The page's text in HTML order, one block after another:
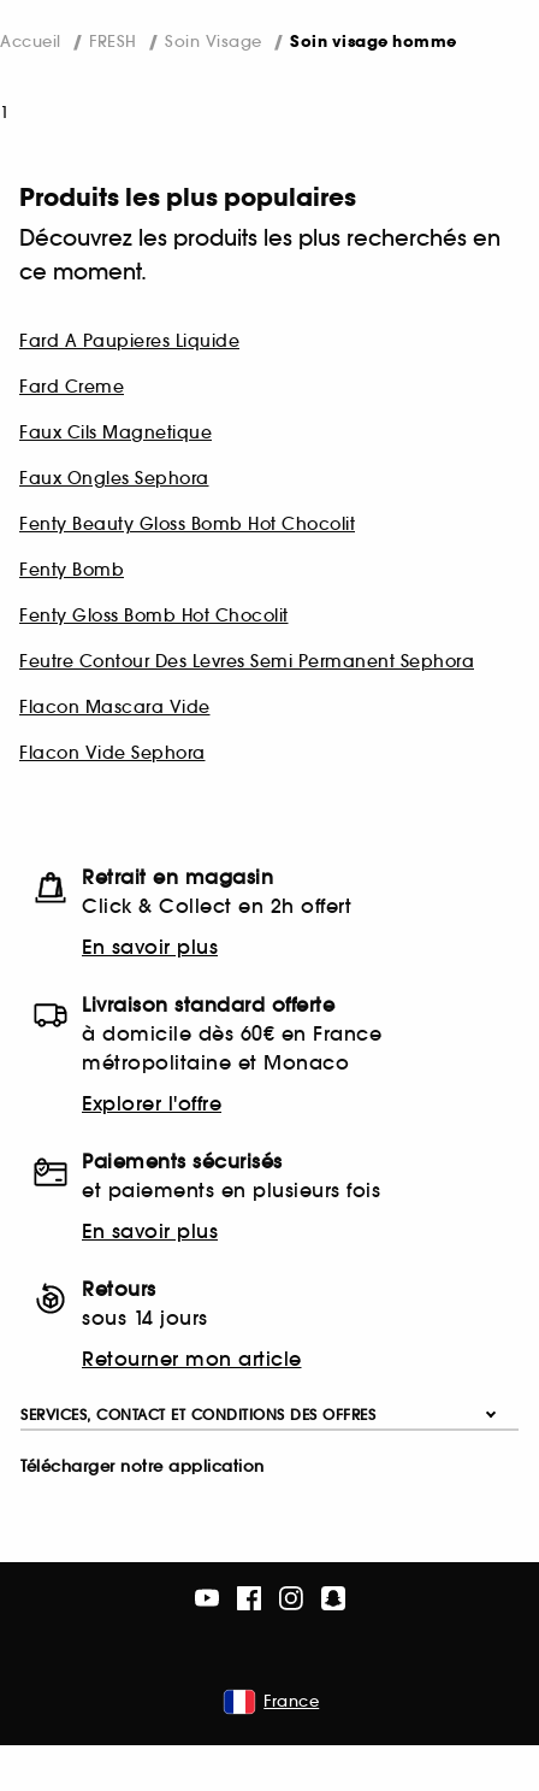
Accueil FRESH Soin Visage Soin visage homme
1
Produits les plus populaires
Découvrez les produits les plus recherchés en
ce moment.
Fard A Paupieres Liquide
Fard Creme
Faux Cils Magnetique
Faux Ongles Sephora
Fenty Beauty Gloss Bomb Hot Chocolit
Fenty Bomb
Fenty Gloss Bomb Hot Chocolit
Feutre Contour Des Levres Semi Permanent Sephora
Flacon Mascara Vide
Flacon Vide Sephora
Retrait en magasin
Click & Collect en 2h offert
En savoir plus
Livraison standard offerte
à domicile dès 60€ en France
métropolitaine et Monaco
Explorer l'offre
Paiements sécurisés
et paiements en plusieurs fois
En savoir plus
Retours
sous 14 jours
Retourner mon article
SERVICES, CONTACT ET CONDITIONS DES OFFRES
Télécharger notre application
France